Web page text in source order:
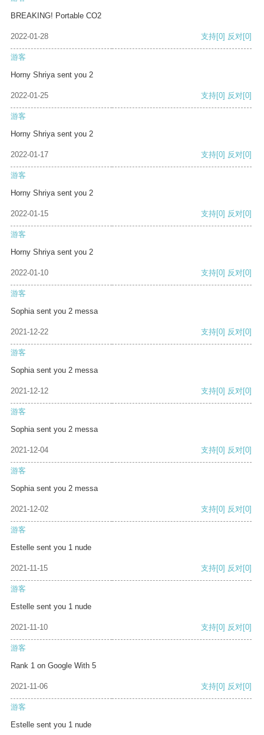
BREAKING! Portable CO2
2022-01-28 支持[0] 反对[0]
游客
Horny Shriya sent you 2
2022-01-25 支持[0] 反对[0]
游客
Horny Shriya sent you 2
2022-01-17 支持[0] 反对[0]
游客
Horny Shriya sent you 2
2022-01-15 支持[0] 反对[0]
游客
Horny Shriya sent you 2
2022-01-10 支持[0] 反对[0]
游客
Sophia sent you 2 messa
2021-12-22 支持[0] 反对[0]
游客
Sophia sent you 2 messa
2021-12-12 支持[0] 反对[0]
游客
Sophia sent you 2 messa
2021-12-04 支持[0] 反对[0]
游客
Sophia sent you 2 messa
2021-12-02 支持[0] 反对[0]
游客
Estelle sent you 1 nude
2021-11-15 支持[0] 反对[0]
游客
Estelle sent you 1 nude
2021-11-10 支持[0] 反对[0]
游客
Rank 1 on Google With 5
2021-11-06 支持[0] 反对[0]
游客
Estelle sent you 1 nude